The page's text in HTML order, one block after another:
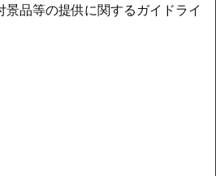
品等の提供に関するガイドライ